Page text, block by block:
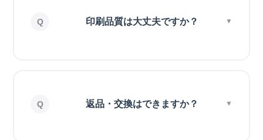
印刷品質は大丈夫ですか？
返品・交換はできますか？